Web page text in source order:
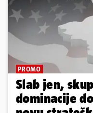
PROMO
Slab jen,
dominacije